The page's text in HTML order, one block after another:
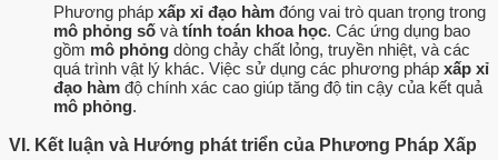
Phương pháp xấp xỉ đạo hàm đóng vai trò quan trọng trong
mô phỏng số và tính toán khoa học. Các ứng dụng bao
gồm mô phỏng dòng chảy chất lỏng, truyền nhiệt, và các
quá trình vật lý khác. Việc sử dụng các phương pháp xấp xỉ
đạo hàm độ chính xác cao giúp tăng độ tin cậy của kết quả
mô phỏng.
VI. Kết luận và Hướng phát triển của Phương Pháp Xấp